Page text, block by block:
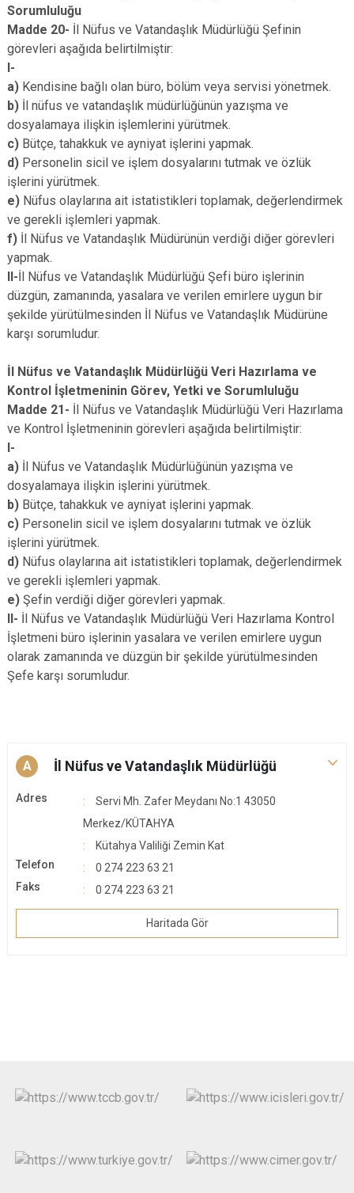
Sorumluluğu
Madde 20- İl Nüfus ve Vatandaşlık Müdürlüğü Şefinin
görevleri aşağıda belirtilmiştir:
I-
a) Kendisine bağlı olan büro, bölüm veya servisi yönetmek.
b) İl nüfus ve vatandaşlık müdürlüğünün yazışma ve
dosyalamaya ilişkin işlemlerini yürütmek.
c) Bütçe, tahakkuk ve ayniyat işlerini yapmak.
d) Personelin sicil ve işlem dosyalarını tutmak ve özlük
işlerini yürütmek.
e) Nüfus olaylarına ait istatistikleri toplamak, değerlendirmek
ve gerekli işlemleri yapmak.
f) İl Nüfus ve Vatandaşlık Müdürünün verdiği diğer görevleri
yapmak.
II-İl Nüfus ve Vatandaşlık Müdürlüğü Şefi büro işlerinin
düzgün, zamanında, yasalara ve verilen emirlere uygun bir
şekilde yürütülmesinden İl Nüfus ve Vatandaşlık Müdürüne
karşı sorumludur.
İl Nüfus ve Vatandaşlık Müdürlüğü Veri Hazırlama ve
Kontrol İşletmeninin Görev, Yetki ve Sorumluluğu
Madde 21- İl Nüfus ve Vatandaşlık Müdürlüğü Veri Hazırlama
ve Kontrol İşletmeninin görevleri aşağıda belirtilmiştir:
I-
a) İl Nüfus ve Vatandaşlık Müdürlüğünün yazışma ve
dosyalamaya ilişkin işlerini yürütmek.
b) Bütçe, tahakkuk ve ayniyat işlerini yapmak.
c) Personelin sicil ve işlem dosyalarını tutmak ve özlük
işlerini yürütmek.
d) Nüfus olaylarına ait istatistikleri toplamak, değerlendirmek
ve gerekli işlemleri yapmak.
e) Şefin verdiği diğer görevleri yapmak.
II- İl Nüfus ve Vatandaşlık Müdürlüğü Veri Hazırlama Kontrol
İşletmeni büro işlerinin yasalara ve verilen emirlere uygun
olarak zamanında ve düzgün bir şekilde yürütülmesinden
Şefe karşı sorumludur.
A İl Nüfus ve Vatandaşlık Müdürlüğü
Adres
Servi Mh. Zafer Meydanı No:1 43050
Merkez/KÜTAHYA
Kütahya Valiliği Zemin Kat
Telefon
0 274 223 63 21
Faks
0 274 223 63 21
Haritada Gör